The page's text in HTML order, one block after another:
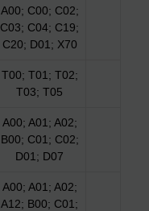
A00; C00; C02;
C03; C04; C19;
C20; D01; X70
T00; T01; T02;
T03; T05
A00; A01; A02;
B00; C01; C02;
D01; D07
A00; A01; A02;
A12; B00; C01;